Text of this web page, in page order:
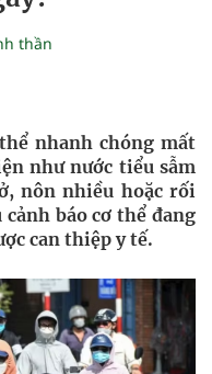
thần
nhanh chóng mất
như nước tiểu sẫm
nôn nhiều hoặc rối
báo cơ thể đang
can thiệp y tế.